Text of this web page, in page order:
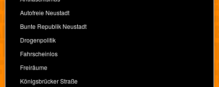
Autofreie Neustadt
Bunte Republik Neustadt
Drogenpolitik
Fahrscheinlos
Freiräume
Königsbrücker Straße